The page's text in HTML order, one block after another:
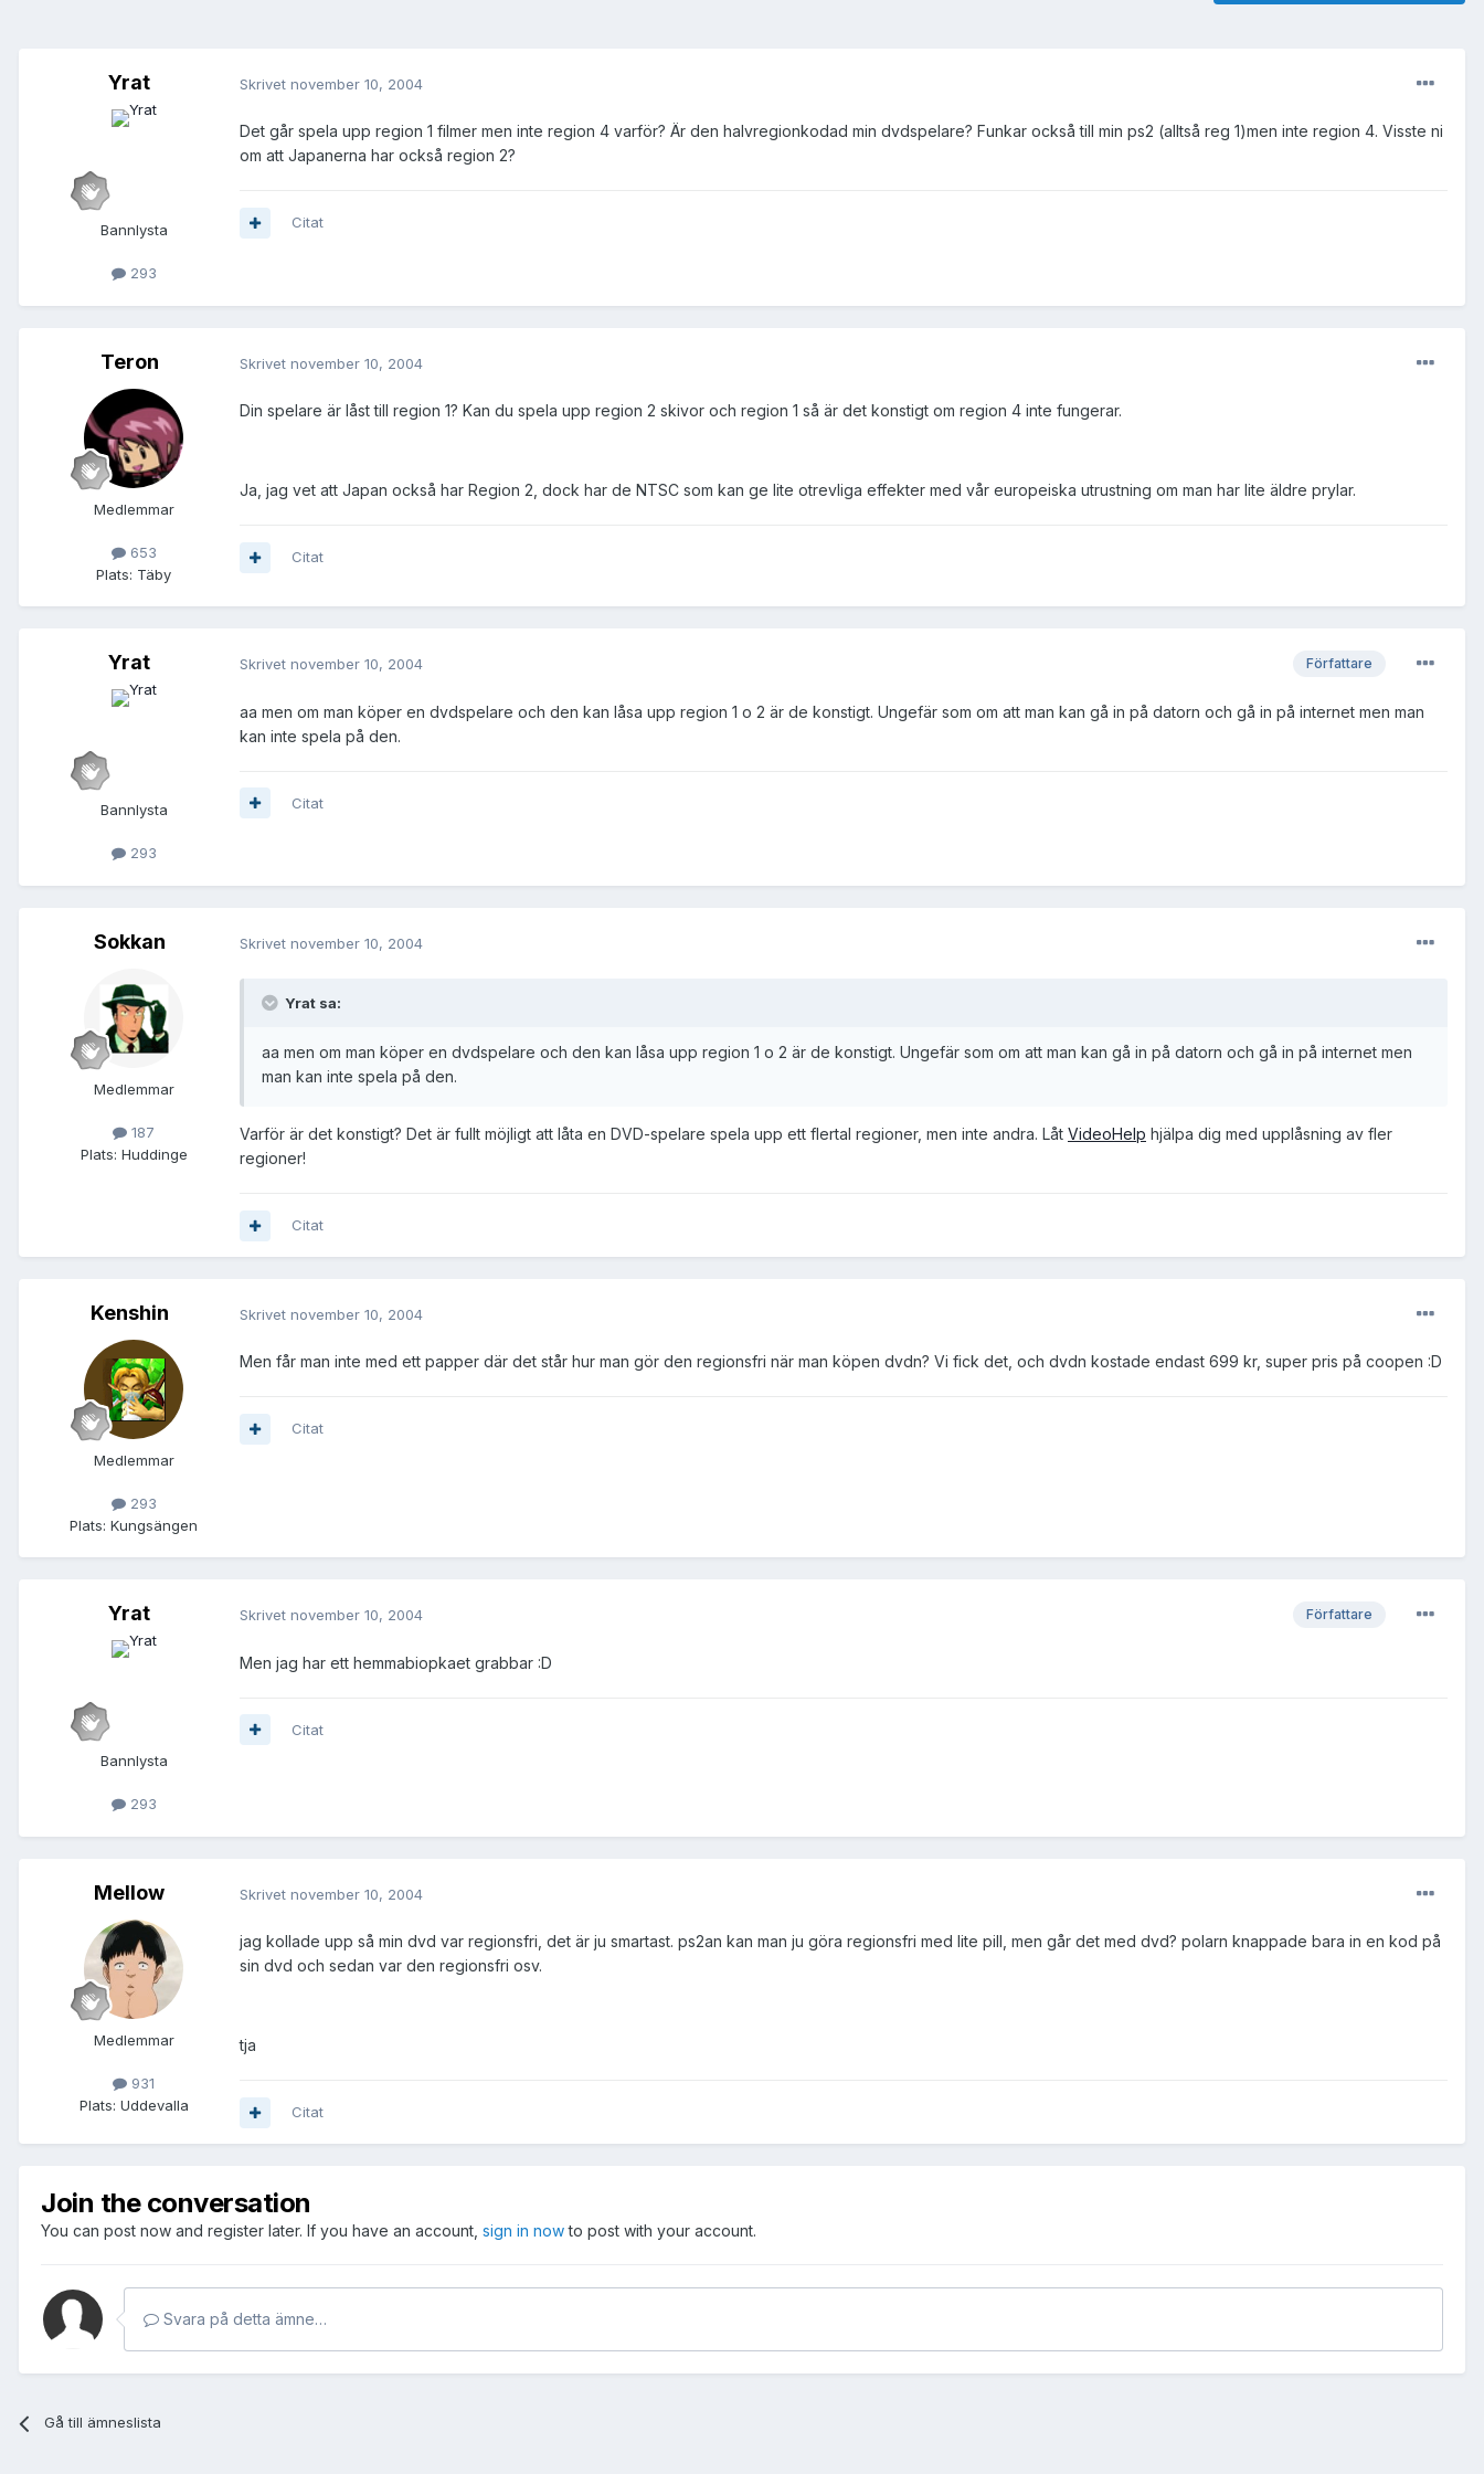
Yrat
Bannlysta
293
Skrivet november 10, 2004
Det går spela upp region 1 filmer men inte region 4 varför? Är den halvregionkodad min dvdspelare? Funkar också till min ps2 (alltså reg 1)men inte region 4. Visste ni
om att Japanerna har också region 2?
Citat
Teron
Medlemmar
653
Plats: Täby
Skrivet november 10, 2004
Din spelare är låst till region 1? Kan du spela upp region 2 skivor och region 1 så är det konstigt om region 4 inte fungerar.
Ja, jag vet att Japan också har Region 2, dock har de NTSC som kan ge lite otrevliga effekter med vår europeiska utrustning om man har lite äldre prylar.
Citat
Yrat
Bannlysta
293
Författare
Skrivet november 10, 2004
aa men om man köper en dvdspelare och den kan låsa upp region 1 o 2 är de konstigt. Ungefär som om att man kan gå in på datorn och gå in på internet men man
kan inte spela på den.
Citat
Sokkan
Medlemmar
187
Plats: Huddinge
Skrivet november 10, 2004
Yrat sa:
aa men om man köper en dvdspelare och den kan låsa upp region 1 o 2 är de konstigt. Ungefär som om att man kan gå in på datorn och gå in på internet men
man kan inte spela på den.
Varför är det konstigt? Det är fullt möjligt att låta en DVD-spelare spela upp ett flertal regioner, men inte andra. Låt VideoHelp hjälpa dig med upplåsning av fler
regioner!
Citat
Kenshin
Medlemmar
293
Plats: Kungsängen
Skrivet november 10, 2004
Men får man inte med ett papper där det står hur man gör den regionsfri när man köpen dvdn? Vi fick det, och dvdn kostade endast 699 kr, super pris på coopen :D
Citat
Yrat
Bannlysta
293
Författare
Skrivet november 10, 2004
Men jag har ett hemmabiopkaet grabbar :D
Citat
Mellow
Medlemmar
931
Plats: Uddevalla
Skrivet november 10, 2004
jag kollade upp så min dvd var regionsfri, det är ju smartast. ps2an kan man ju göra regionsfri med lite pill, men går det med dvd? polarn knappade bara in en kod på
sin dvd och sedan var den regionsfri osv.
tja
Citat
Join the conversation
You can post now and register later. If you have an account, sign in nowto post with your account.
Svara på detta ämne…
Gå till ämneslista